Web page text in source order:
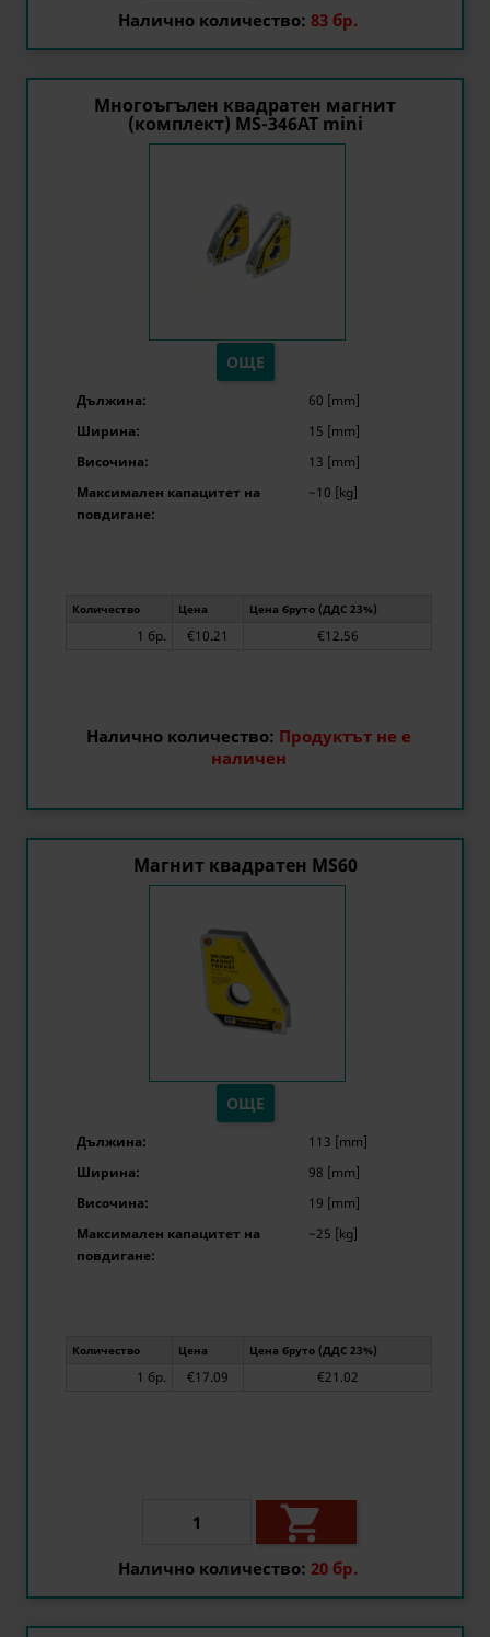
Налично количество: 83 бр.
Многоъгълен квадратен магнит
(комплект) MS-346AT mini
ОЩЕ
Дължина:
60 [mm]
Ширина:
15 [mm]
Височина:
13 [mm]
Максимален капацитет на
повдигане:
~10 [kg]
Количество Цена Цена бруто (ДДС 23%)
1 бр. €10.21 €12.56
Налично количество: Продуктът не е
наличен
Магнит квадратен MS60
ОЩЕ
Дължина:
113 [mm]
Ширина:
98 [mm]
Височина:
19 [mm]
Максимален капацитет на
повдигане:
~25 [kg]
Количество Цена Цена бруто (ДДС 23%)
1 бр. €17.09 €21.02

Налично количество: 20 бр.